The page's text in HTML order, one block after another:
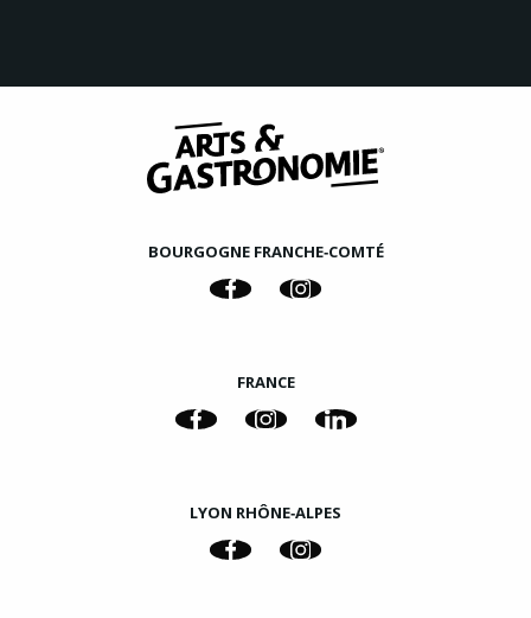
BOURGOGNE FRANCHE‑COMTÉ
FRANCE
LYON RHÔNE‑ALPES